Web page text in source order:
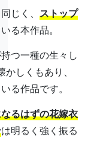
じく、 ストップ
る本作品。
つ一種の生々し
しくもあり、
る作品です。
るはずの花嫁衣
は明るく強く振る